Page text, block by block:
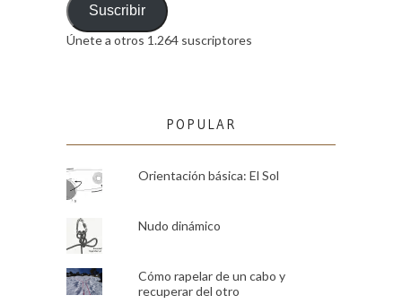
emailSuscribir
Únete a otros 1.264 suscriptores
POPULAR
Orientación básica: El Sol
Nudo dinámico
Cómo rapelar de un cabo y
recuperar del otro